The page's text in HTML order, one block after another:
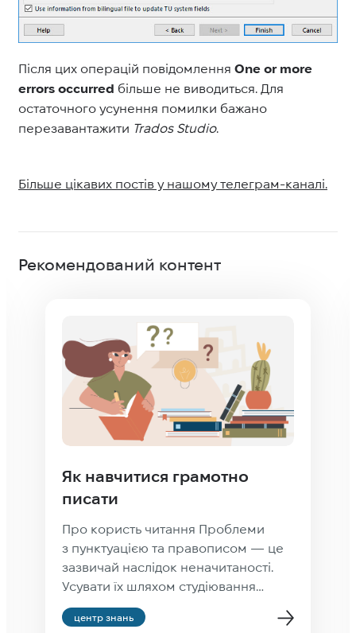
Після цих операцій повідомлення One or more
errors occurred більше не виводиться. Для
остаточного усунення помилки бажано
перезавантажити Trados Studio.
Більше цікавих постів у нашому телеграм-каналі.
Рекомендований контент
Як навчитися грамотно
писати
Про користь читання Проблеми
з пунктуацією та правописом — це
зазвичай наслідок неначитаності.
Усувати їх шляхом студіювання
правил правопису — усе одно що
набувати водійський досвід шляхом
центр знань